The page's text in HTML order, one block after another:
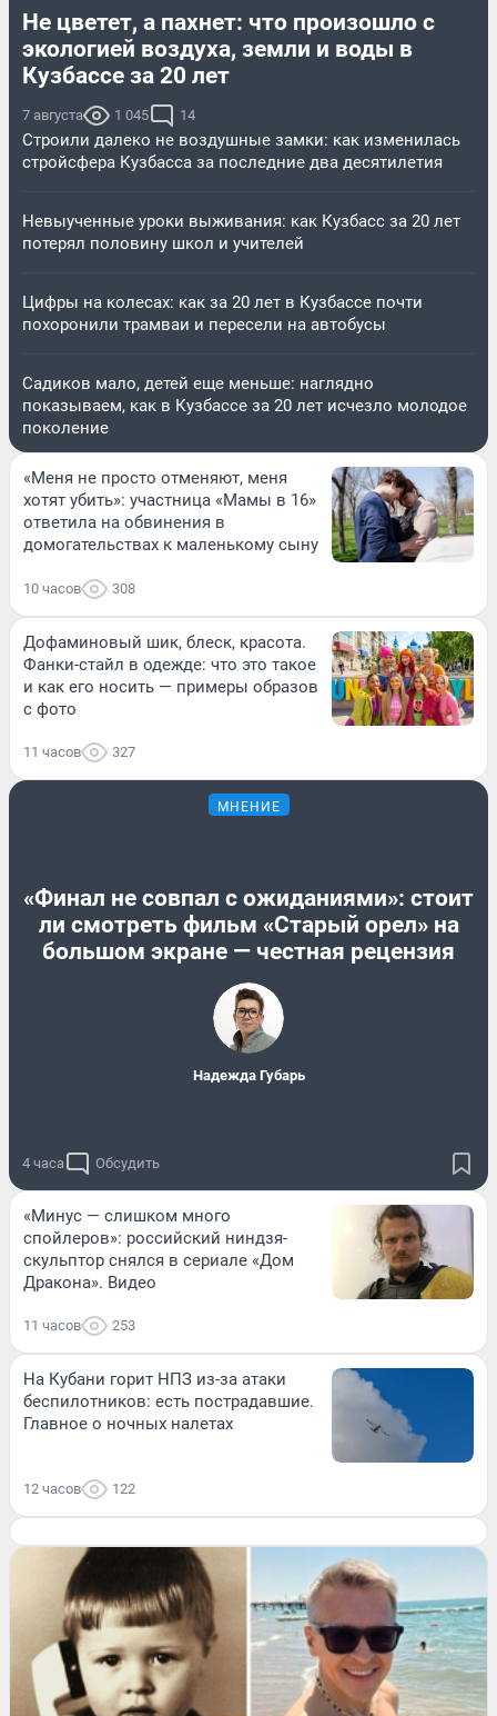
Не цветет, а пахнет: что произошло с
экологией воздуха, земли и воды в
Кузбассе за 20 лет
7 августа 1 045 14
Строили далеко не воздушные замки: как изменилась
стройсфера Кузбасса за последние два десятилетия
Невыученные уроки выживания: как Кузбасс за 20 лет
потерял половину школ и учителей
Цифры на колесах: как за 20 лет в Кузбассе почти
похоронили трамваи и пересели на автобусы
Садиков мало, детей еще меньше: наглядно
показываем, как в Кузбассе за 20 лет исчезло молодое
поколение
«Меня не просто отменяют, меня
хотят убить»: участница «Мамы в 16»
ответила на обвинения в
домогательствах к маленькому сыну
10 часов 308
Дофаминовый шик, блеск, красота.
Фанки-стайл в одежде: что это такое
и как его носить — примеры образов
с фото
11 часов 327
МНЕНИЕ
«Финал не совпал с ожиданиями»: стоит
ли смотреть фильм «Старый орел» на
большом экране — честная рецензия
Надежда Губарь
4 часа Обсудить
«Минус — слишком много
спойлеров»: российский ниндзя-
скульптор снялся в сериале «Дом
Дракона». Видео
11 часов 253
На Кубани горит НПЗ из-за атаки
беспилотников: есть пострадавшие.
Главное о ночных налетах
12 часов 122